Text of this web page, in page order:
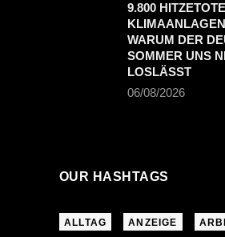
9.800
WARUM DER
SOMMER UNS
LOSLÄSST
06/08/2026
OUR HASHTAGS
ALLTAG ANZEIGE